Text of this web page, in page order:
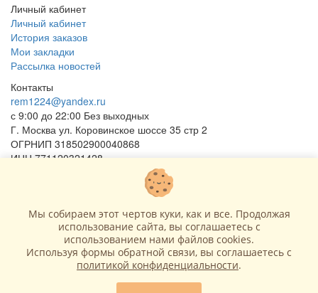
Личный кабинет
Личный кабинет
История заказов
Мои закладки
Рассылка новостей
Контакты
rem1224@yandex.ru
с 9:00 до 22:00 Без выходных
Г. Москва ул. Коровинское шоссе 35 стр 2
ОГРНИП 318502900040868
ИНН 771120321428
(с) 2015 - 2026 “SharLime”, копирование контента запрещено и
преследуется законом!
Мы собираем этот чертов куки, как и все. Продолжая
использование сайта, вы соглашаетесь c
использованием нами файлов cookies.
Используя формы обратной связи, вы соглашаетесь с
политикой конфиденциальности.